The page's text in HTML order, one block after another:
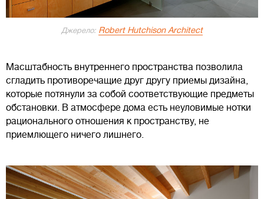
Джерело: Robert Hutchison Architect
Масштабность внутреннего пространства позволила
сгладить противоречащие друг другу приемы дизайна,
которые потянули за собой соответствующие предметы
обстановки. В атмосфере дома есть неуловимые нотки
рационального отношения к пространству, не
приемлющего ничего лишнего.